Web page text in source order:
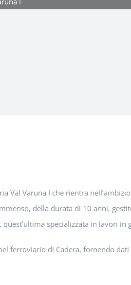
Varuna I che rientra
della durata di 10 anni,
specializzata in lavori in
ferroviario di Cadera, fornendo dati